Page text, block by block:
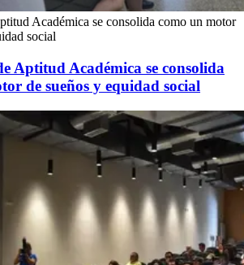
Académica se consolida como un motor
social
Aptitud Académica se consolida
de sueños y equidad social